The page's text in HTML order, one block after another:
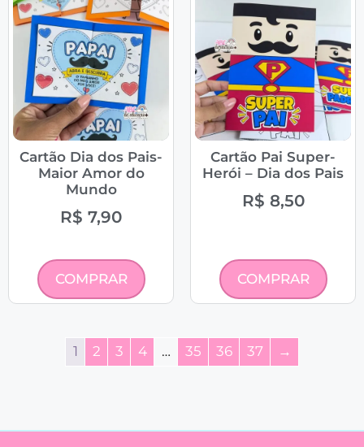
Cartão Dia dos Pais-
Maior Amor do
Mundo
R$ 7,90
COMPRAR
Cartão Pai Super-
Herói – Dia dos Pais
R$ 8,50
COMPRAR
1 2 3 4 … 35 36 37 →